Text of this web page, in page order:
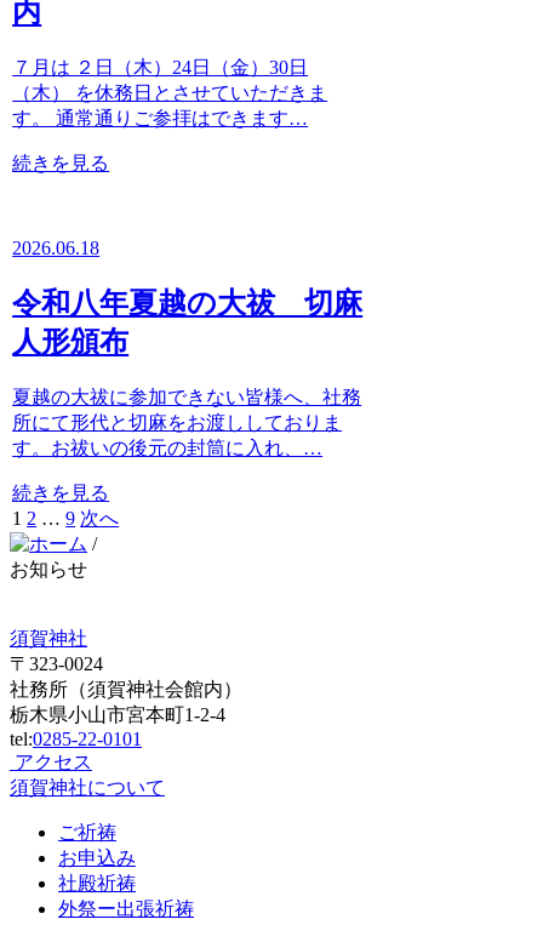
内
７月は ２日（木）24日（金）30日
（木） を休務日とさせていただきま
す。 通常通りご参拝はできます…
続きを見る
2026.06.18
令和八年夏越の大祓 切麻
人形頒布
夏越の大祓に参加できない皆様へ、社務
所にて形代と切麻をお渡ししておりま
す。お祓いの後元の封筒に入れ、…
続きを見る
1 2 … 9 次
へ
次へ
/
お知らせ
須賀神社
〒323-0024
社務所（須賀神社会館内）
栃木県小山市宮本町1-2-4
tel:0285-22-0101
アクセス
須賀神社について
ご祈祷
お申込み
社殿祈祷
外祭ー出張祈祷